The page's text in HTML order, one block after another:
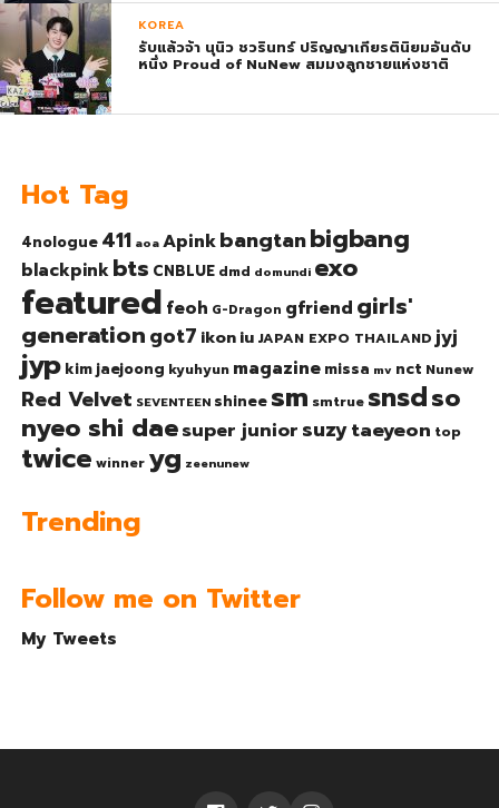
KOREA
รับแล้วจ้า นุนิว ชวรินทร์ ปริญญาเกียรตินิยมอันดับ
หนึ่ง Proud of NuNew สมมงลูกชายแห่งชาติ
Hot Tag
4nologue 411 aoa Apinkbangtanbigbang
blackpinkbts CNBLUE dmd domundi exo
featured feoh G-Dragon gfriend girls'
generationgot7 ikoniu JAPAN EXPO THAILAND jyj
jyp kim jaejoong kyuhyun magazine missa mv nct Nunew
Red Velvet SEVENTEEN shinee sm smtrue snsdso
nyeo shi daesuper junior suzytaeyeon top
twice winner yg zeenunew
Trending
Follow me on Twitter
My Tweets